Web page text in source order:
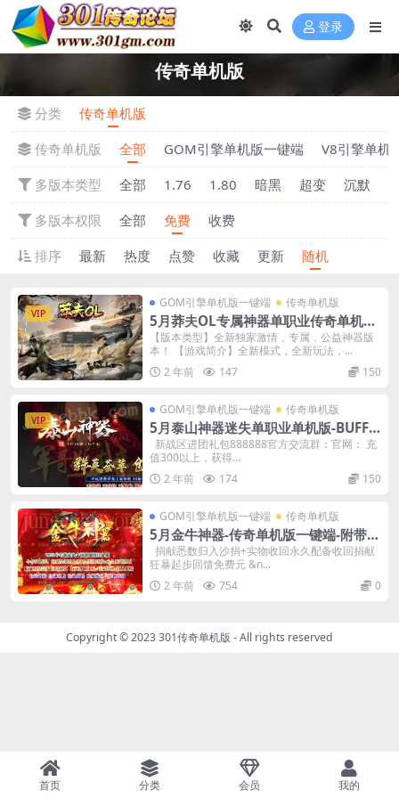
登录
传奇单机版
分类
传奇单机版
传奇单机版
全部 GOM引擎单机版一键端
V8引擎单机
多版本类型
全部 1.76 1.80 暗黑 超变 沉默
多版本权限
全部 免费
收费
排序
最新 热度 点赞 收藏 更新 随机
VIP
GOM引擎单机版一键端 传奇单机版
5月莽夫OL专属神器单职业传奇单机版-
附带GM后台
【版本类型】全新独家激情，专属，公益神器版
本！ 【游戏简介】全新模式，全新玩法，...
2 年前
147 150
VIP
GOM引擎单机版一键端 传奇单机版
5月泰山神器迷失单职业单机版-BUFF
洗练-附带GM后台
新战区进团礼包888888官方交流群：官网： 充
值300以上，获得...
2 年前
174 150
GOM引擎单机版一键端 传奇单机版
5月金牛神器-传奇单机版一键端-附带强
大GM后台-炫酷光柱-微端传奇！
捐献悉数归入沙捐+实物收回永久配备收回捐献
狂暴起步回馈免费元 &n...
2 年前
754 0
Copyright © 2023301传奇单机版 - All rights reserved
首页 分类 会员 我的